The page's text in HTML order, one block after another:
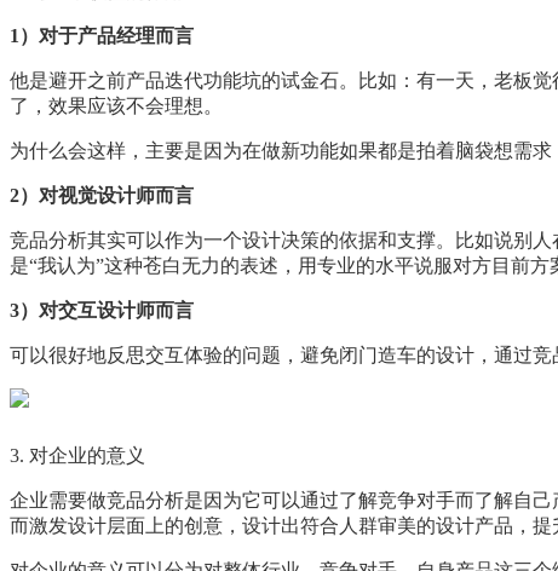
1）对于产品经理而言
他是避开之前产品迭代功能坑的试金石。比如：有一天，老板
了，效果应该不会理想。
为什么会这样，主要是因为在做新功能如果都是拍着脑袋想需
2）对视觉设计师而言
竞品分析其实可以作为一个设计决策的依据和支撑。比如说别
是“我认为”这种苍白无力的表述，用专业的水平说服对方目前方
3）对交互设计师而言
可以很好地反思交互体验的问题，避免闭门造车的设计，通过
3. 对企业的意义
企业需要做竞品分析是因为它可以通过了解竞争对手而了解自
而激发设计层面上的创意，设计出符合人群审美的设计产品，